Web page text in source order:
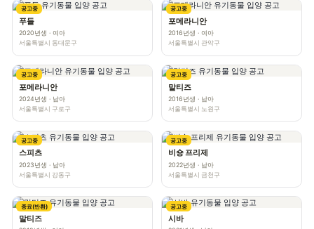
공고중
푸들
2020년생 · 여아
서울특별시 동대문구
공고중
포메라니안
2016년생 · 여아
서울특별시 관악구
공고중
포메라니안
2024년생 · 남아
서울특별시 구로구
공고중
말티즈
2016년생 · 남아
서울특별시 노원구
공고중
스피츠
2023년생 · 남아
서울특별시 강동구
공고중
비숑 프리제
2022년생 · 남아
서울특별시 금천구
종료(반환)
말티즈
공고중
시바